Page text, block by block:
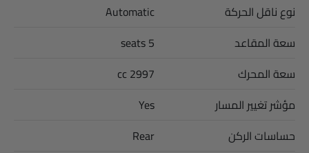
نوع ناقل الحركة
Automatic
سعة المقاعد
5 seats
سعة المحرك
2997 cc
مؤشر تغيير المسار
Yes
حساسات الركن
Rear